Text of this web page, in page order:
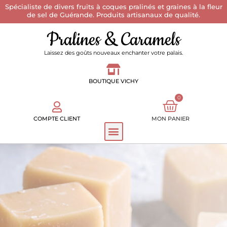
Spécialiste de divers fruits à coques pralinés et graines à la fleur
de sel de Guérande. Produits artisanaux de qualité.
Pralines & Caramels
Laissez des goûts nouveaux enchanter votre palais.
BOUTIQUE VICHY
COMPTE CLIENT
0
MON PANIER